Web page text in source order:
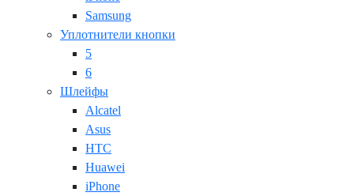
Samsung
Уплотнители кнопки
5
6
Шлейфы
Alcatel
Asus
HTC
Huawei
iPhone